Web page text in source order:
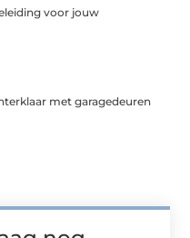
voor jouw
met garagedeuren